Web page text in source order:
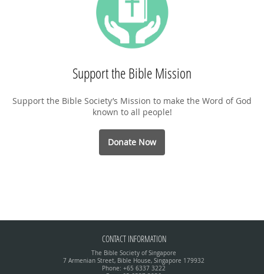
Support the Bible Mission
Support the Bible Society’s Mission to make the Word of God
known to all people!
Donate Now
CONTACT INFORMATION
The Bible Society of Singapore
7 Armenian Street, Bible House, Singapore 179932
Phone: +65 6337 3222